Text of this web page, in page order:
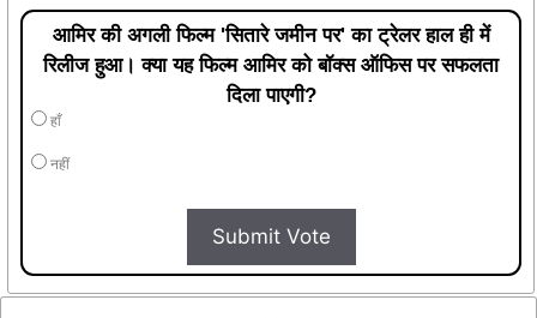
आमिर की अगली फिल्म 'सितारे जमीन पर' का ट्रेलर हाल ही में
रिलीज हुआ। क्या यह फिल्म आमिर को बॉक्स ऑफिस पर सफलता
दिला पाएगी?
हाँ
नहीं
Submit Vote